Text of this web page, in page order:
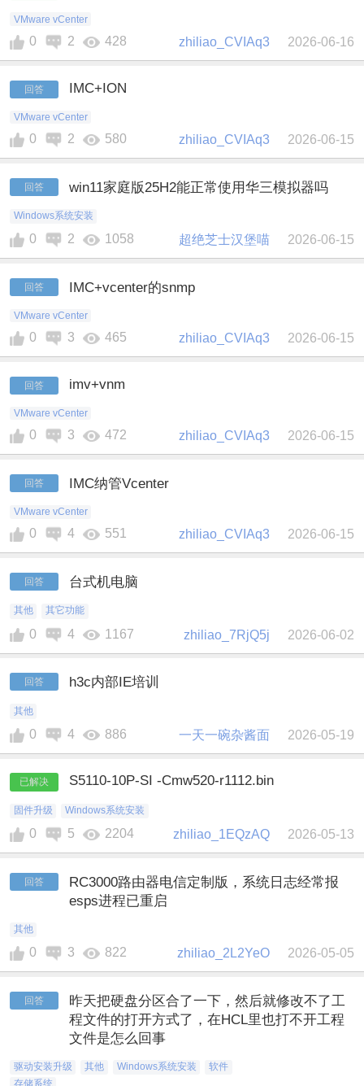
VMware vCenter
0 2 428 zhiliao_CVIAq3 2026-06-16
回答 IMC+ION
VMware vCenter
0 2 580 zhiliao_CVIAq3 2026-06-15
回答 win11家庭版25H2能正常使用华三模拟器吗
Windows系统安装
0 2 1058 超绝芝士汉堡喵 2026-06-15
回答 IMC+vcenter的snmp
VMware vCenter
0 3 465 zhiliao_CVIAq3 2026-06-15
回答 imv+vnm
VMware vCenter
0 3 472 zhiliao_CVIAq3 2026-06-15
回答 IMC纳管Vcenter
VMware vCenter
0 4 551 zhiliao_CVIAq3 2026-06-15
回答 台式机电脑
其他 其它功能
0 4 1167 zhiliao_7RjQ5j 2026-06-02
回答 h3c内部IE培训
其他
0 4 886 一天一碗杂酱面 2026-05-19
已解决 S5110-10P-SI -Cmw520-r1112.bin
固件升级 Windows系统安装
0 5 2204 zhiliao_1EQzAQ 2026-05-13
回答
RC3000路由器电信定制版，系统日志经常报
esps进程已重启
其他
0 3 822 zhiliao_2L2YeO 2026-05-05
回答
昨天把硬盘分区合了一下，然后就修改不了工
程文件的打开方式了，在HCL里也打不开工程
文件是怎么回事
驱动安装升级 其他 Windows系统安装
软件